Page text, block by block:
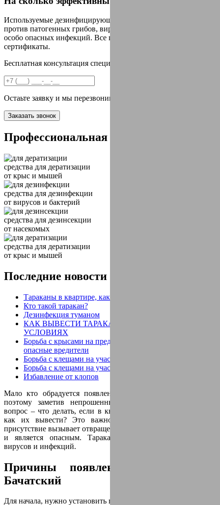
Используемые дезинфицирующие средства эффективны
против патогенных грибов, вирусов, бактерий, возбудителей
особо опасных инфекций. Все препараты имеют необходимые
сертификаты.
Бесплатная консультация специалиста
Остаьте заявку и мы перезвоним вам в течении 2х минут
Заказать звонок
Профессиональная
средства для дератизации
от крыс и мышей
средства для дезинфекции
от вирусов и бактерий
средства для дезинсекции
от насекомых
средства для дератизации
от крыс и мышей
Последние новости
Тараканы в квартире, как избавиться в домашних
Кто такой таракан?
Дезинфекция туманом
КАК ВЫВЕСТИ ТАРАКАНОВ В ДОМАШНИХ
УСЛОВИЯХ
Борьба с крысами на предприятии. Грызуны - это самые
опасные вредители
Борьба с клещами на участке
Борьба с клещами на участке
Избавление от клопов
Мало кто обрадуется появлению в своем доме тараканов,
поэтому заметив непрошенных гостей, все задают один
вопрос – что делать, если в квартире появились тараканы и
как их вывести? Это важно не только потому, что их
присутствие вызывает отвращение и лишает дом комфорта, но
и является опасным. Тараканы – переносчики опасных
вирусов и инфекций.
Причины появления тараканов в
Бачатский
Для начала, нужно установить причину появления насекомых.